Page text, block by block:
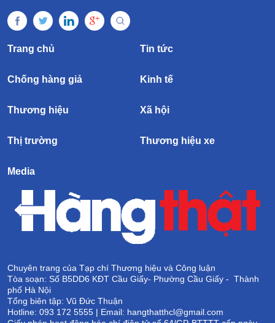
Trang chủ Tin tức
Chống hàng giả Kinh tế
Thương hiệu Xã hội
Thị trường Thương hiệu xe
Media
Chuyên trang của Tạp chí Thương hiệu và Công luận
Tòa soạn: Số B5DD6 KĐT Cầu Giấy- Phường Cầu Giấy - Thành
phố Hà Nội
Tổng biên tập: Vũ Đức Thuận
Hotline: 093 172 5555 | Email: hangthatthcl@gmail.com